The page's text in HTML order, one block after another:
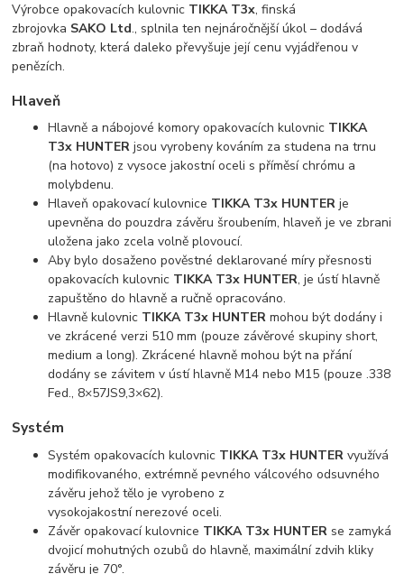
Výrobce opakovacích kulovnic TIKKA T3x, finská
zbrojovka SAKO Ltd., splnila ten nejnáročnější úkol – dodává
zbraň hodnoty, která daleko převyšuje její cenu vyjádřenou v
penězích.
Hlaveň
Hlavně a nábojové komory opakovacích kulovnic TIKKA
T3x HUNTER jsou vyrobeny kováním za studena na trnu
(na hotovo) z vysoce jakostní oceli s příměsí chrómu a
molybdenu.
Hlaveň opakovací kulovnice TIKKA T3x HUNTER je
upevněna do pouzdra závěru šroubením, hlaveň je ve zbrani
uložena jako zcela volně plovoucí.
Aby bylo dosaženo pověstné deklarované míry přesnosti
opakovacích kulovnic TIKKA T3x HUNTER, je ústí hlavně
zapuštěno do hlavně a ručně opracováno.
Hlavně kulovnic TIKKA T3x HUNTER mohou být dodány i
ve zkrácené verzi 510 mm (pouze závěrové skupiny short,
medium a long). Zkrácené hlavně mohou být na přání
dodány se závitem v ústí hlavně M14 nebo M15 (pouze .338
Fed., 8×57JS9,3×62).
Systém
Systém opakovacích kulovnic TIKKA T3x HUNTER využívá
modifikovaného, extrémně pevného válcového odsuvného
závěru jehož tělo je vyrobeno z
vysokojakostní nerezové oceli.
Závěr opakovací kulovnice TIKKA T3x HUNTER se zamyká
dvojicí mohutných ozubů do hlavně, maximální zdvih kliky
závěru je 70°.